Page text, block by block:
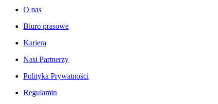
O nas
Biuro prasowe
Kariera
Nasi Partnerzy
Polityka Prywatności
Regulamin